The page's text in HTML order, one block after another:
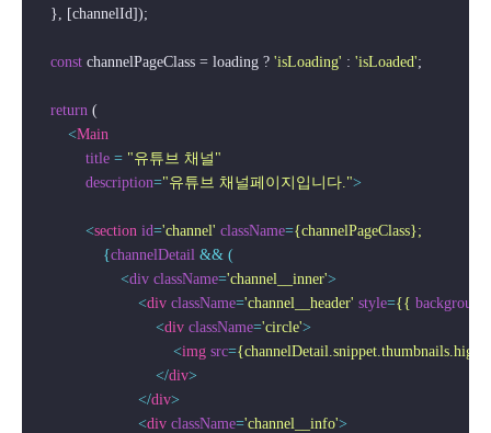
    }, [channelId]);
const channelPageClass = loading ? 'isLoading' : 'isLoaded';
return (
<Main
title = "유튜브 채널"
description="유튜브 채널페이지입니다.">
<section id='channel' className={channelPageClass};
                {
channelDetail && (
                    <
div className='channel__inner'>
<div className='channel__header' style={{
<div className='circle'>
<img src=
</div>
</div>
<div className='channel__info'>